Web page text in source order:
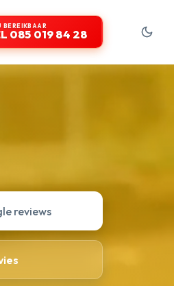
BEREIKBAAR
085 019 84 28
reviews